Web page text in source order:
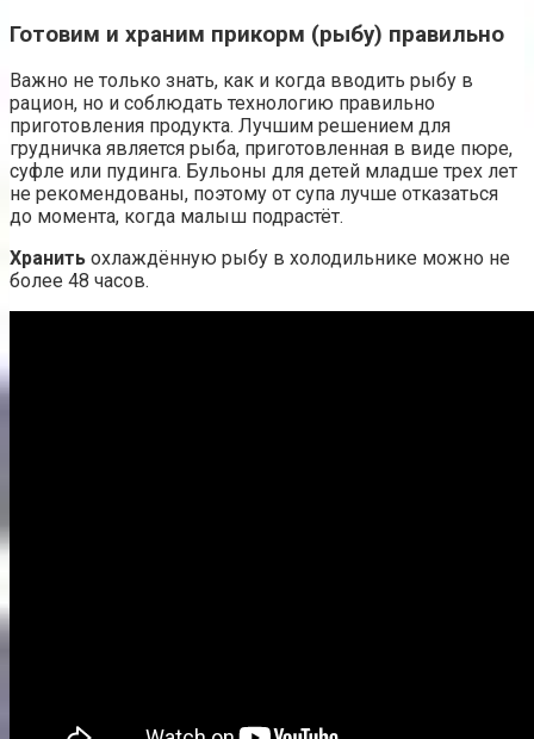
Готовим и храним прикорм (рыбу) правильно
Важно не только знать, как и когда вводить рыбу в
рацион, но и соблюдать технологию правильно
приготовления продукта. Лучшим решением для
грудничка является рыба, приготовленная в виде пюре,
суфле или пудинга. Бульоны для детей младше трех лет
не рекомендованы, поэтому от супа лучше отказаться
до момента, когда малыш подрастёт.
Хранить охлаждённую рыбу в холодильнике можно не
более 48 часов.